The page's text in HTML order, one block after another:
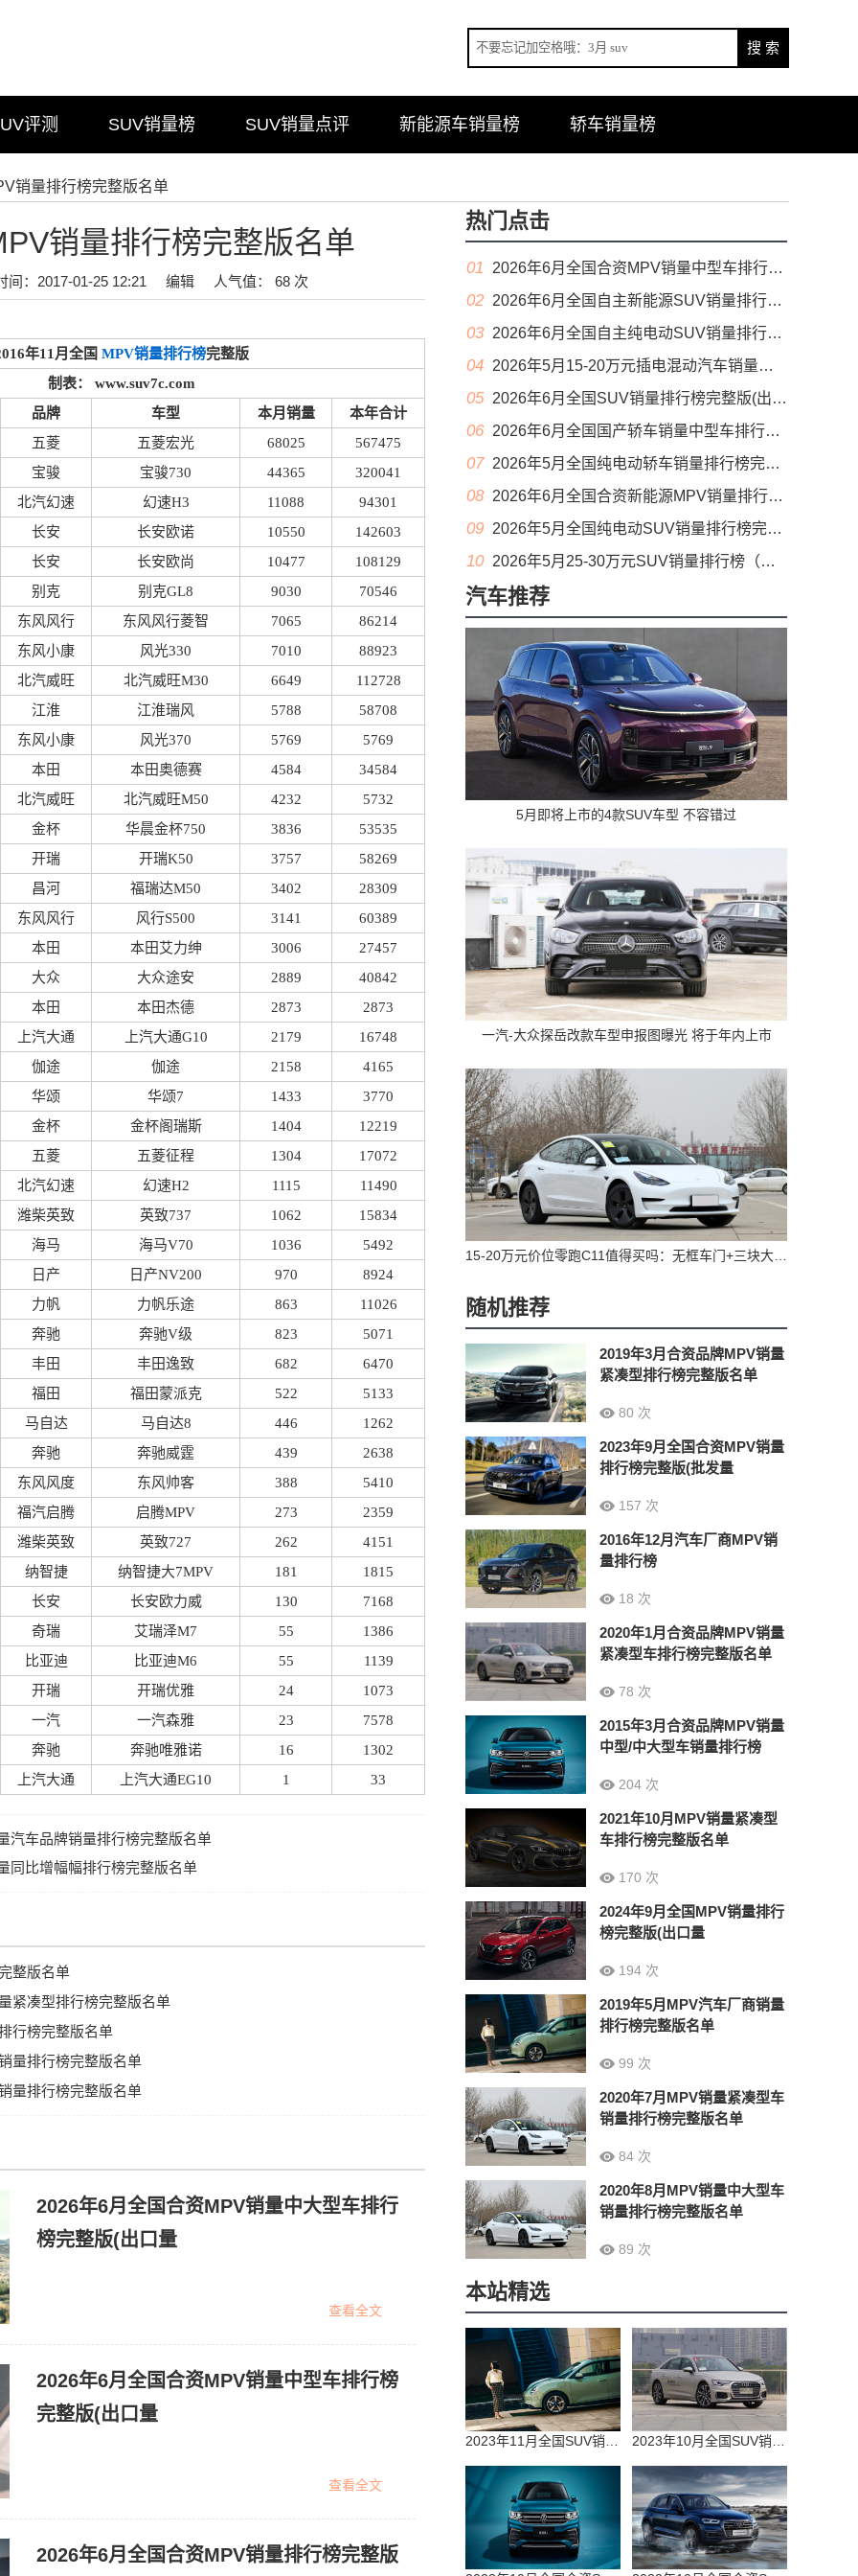
评测 SUV销量榜 SUV销量点评 新能源车销量榜 轿车销量榜
销量排行榜完整版名单
销量排行榜完整版名单
间：2017-01-25 12:21 编辑 人气值： 68 次
年11月全国 MPV销量排行榜完整版
制表： www.suv7c.com
品牌
车型 本月销量
本年合计
五菱
五菱宏光 68025
567475
宝骏
宝骏730 44365
320041
北汽幻速
幻速H3 11088
94301
长安
长安欧诺 10550
142603
长安
长安欧尚 10477
108129
别克
别克GL8 9030
70546
东风风行
东风风行菱智 7065
86214
东风小康
风光330 7010
88923
北汽威旺
北汽威旺M30 6649
112728
江淮
江淮瑞风 5788
58708
东风小康
风光370 5769
5769
本田
本田奥德赛 4584
34584
北汽威旺
北汽威旺M50 4232
5732
金杯
华晨金杯750 3836
53535
开瑞
开瑞K50 3757
58269
昌河
福瑞达M50 3402
28309
东风风行
风行S500 3141
60389
本田
本田艾力绅 3006
27457
大众
大众途安 2889
40842
本田
本田杰德 2873
2873
上汽大通
上汽大通G10 2179
16748
伽途
伽途 2158
4165
华颂
华颂7 1433
3770
金杯
金杯阁瑞斯 1404
12219
五菱
五菱征程 1304
17072
北汽幻速
幻速H2 1115
11490
潍柴英致
英致737 1062
15834
海马
海马V70 1036
5492
日产
日产NV200 970
8924
力帆
力帆乐途 863
11026
奔驰
奔驰V级 823
5071
丰田
丰田逸致 682
6470
福田
福田蒙派克 522
5133
马自达
马自达8 446
1262
奔驰
奔驰威霆 439
2638
东风风度
东风帅客 388
5410
福汽启腾
启腾MPV 273
2359
潍柴英致
英致727 262
4151
纳智捷
纳智捷大7MPV 181
1815
长安
长安欧力威 130
7168
奇瑞
艾瑞泽M7 55
1386
比亚迪
比亚迪M6 55
1139
开瑞
开瑞优雅 24
1073
一汽
一汽森雅 23
7578
奔驰
奔驰唯雅诺 16
1302
上汽大通
上汽大通EG10 1 33
汽车品牌销量排行榜完整版名单
同比增幅幅排行榜完整版名单
整版名单
紧凑型排行榜完整版名单
行榜完整版名单
量排行榜完整版名单
量排行榜完整版名单
2026年6月全国合资MPV销量中大型车排行
榜完整版(出口量
查看全文
2026年6月全国合资MPV销量中型车排行榜
完整版(出口量
查看全文
2026年6月全国合资MPV销量排行榜完整版
热门点击
01 2026年6月全国合资MPV销量中型车排行榜完整版(零售量
02 2026年6月全国自主新能源SUV销量排行榜完整版(零售量
03 2026年6月全国自主纯电动SUV销量排行榜完整版(零售量
04 2026年5月15-20万元插电混动汽车销量排行榜（零售量）
05 2026年6月全国SUV销量排行榜完整版(出口量
06 2026年6月全国国产轿车销量中型车排行榜完整版(零售量
07 2026年5月全国纯电动轿车销量排行榜完整版(批发量
08 2026年6月全国合资新能源MPV销量排行榜完整版(零售量
09 2026年5月全国纯电动SUV销量排行榜完整版(零售量
10 2026年5月25-30万元SUV销量排行榜（零售量）
汽车推荐
5月即将上市的4款SUV车型 不容错过
一汽-大众探岳改款车型申报图曝光 将于年内上市
随机推荐
2019年3月合资品牌MPV销量
紧凑型排行榜完整版名单
80 次
2023年9月全国合资MPV销量
排行榜完整版(批发量
157 次
2016年12月汽车厂商MPV销
量排行榜
18 次
2020年1月合资品牌MPV销量
紧凑型车排行榜完整版名单
78 次
2015年3月合资品牌MPV销量
中型/中大型车销量排行榜
204 次
2021年10月MPV销量紧凑型
车排行榜完整版名单
170 次
2024年9月全国MPV销量排行
榜完整版(出口量
194 次
2019年5月MPV汽车厂商销量
排行榜完整版名单
99 次
2020年7月MPV销量紧凑型车
销量排行榜完整版名单
84 次
2020年8月MPV销量中大型车
销量排行榜完整版名单
89 次
本站精选